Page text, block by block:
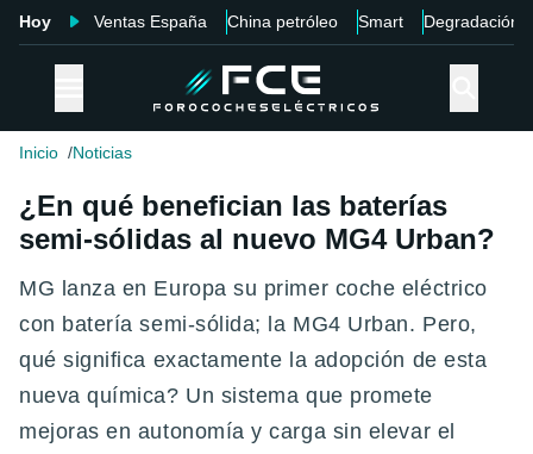
Hoy Ventas España China petróleo Smart Degradación
Inicio Noticias
¿En qué benefician las baterías
semi-sólidas al nuevo MG4 Urban?
MG lanza en Europa su primer coche eléctrico
con batería semi-sólida; la MG4 Urban. Pero,
qué significa exactamente la adopción de esta
nueva química? Un sistema que promete
mejoras en autonomía y carga sin elevar el